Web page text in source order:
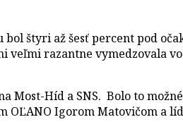
štyri až šesť percent pod
veľmi razantne vymedzovala
Híd a SNS. Bolo to
Igorom Matovičom a